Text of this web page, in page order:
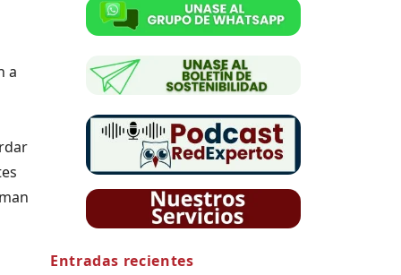
a
Entradas recientes